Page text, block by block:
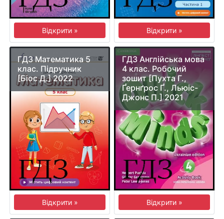
Відкрити » Відкрити »
ГДЗ Математика 5
клас. Підручник
[Біос Д.] 2022
Відкрити »
ГДЗ Англійська мова
4 клас. Робочий
зошит [Пухта Г.,
Ґернґрос Ґ., Льюіс-
Джонс П.] 2021
Відкрити »